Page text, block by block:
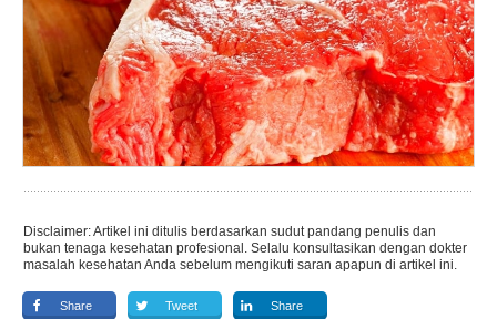
Disclaimer: Artikel ini ditulis berdasarkan sudut pandang penulis dan
bukan tenaga kesehatan profesional. Selalu konsultasikan dengan dokter
masalah kesehatan Anda sebelum mengikuti saran apapun di artikel ini.
Share Tweet Share